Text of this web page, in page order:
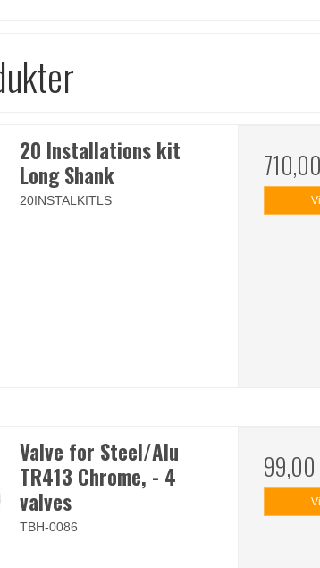
20 Installations kit
Long Shank
20INSTALKITLS
Valve for Steel/Alu
TR413 Chrome, - 4
valves
TBH-0086
99,00